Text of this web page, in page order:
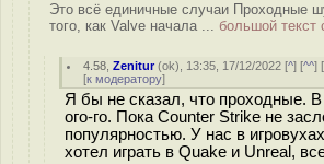
Это всё единичные случаи Проходные
того, как Valve начала ... большой текст
4.58 ,Zenitur(ok), 13:35, 17/12/2022 [^] [^^] [
[к модератору]
Я бы не сказал, что проходные.
ого-го. Пока Counter Strike не
популярностью. У нас в
хотел играть в Quake и Unreal,